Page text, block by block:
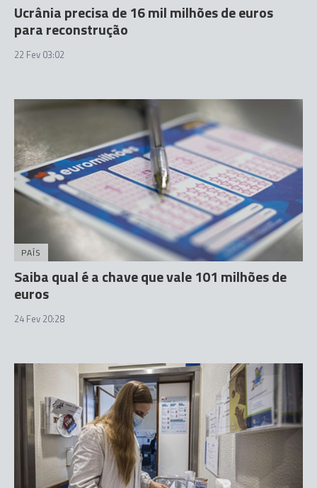
Ucrânia precisa de 16 mil milhões de euros
para reconstrução
22 Fev 03:02
PAÍS
Saiba qual é a chave que vale 101 milhões de
euros
24 Fev 20:28